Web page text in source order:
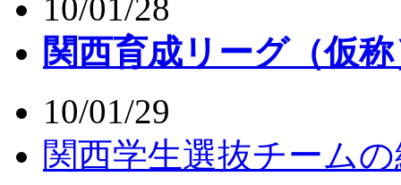
10/01/28
関西育成リーグ（仮
10/01/29
関西学生選抜チーム